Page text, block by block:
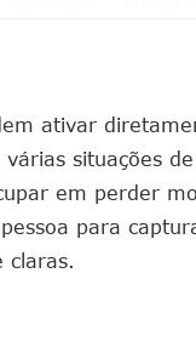
ativar
situações
em perder
para